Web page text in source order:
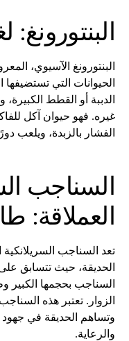
البنتورونغ:
البنتورونغ الآسيوي،
الحيوانات التي تستضيفها
الدببة أو القطط
غيره. فهو حيوان آكل
الفشار بالزبدة، ويلعب
السناجب
العملاقة:
تعد السناجب
الحديقة، حيث تتسابق
السناجب بحجمها الكبير
الزوار. تعتبر هذه
وتساهم الحديقة في جهود
والرعاية.